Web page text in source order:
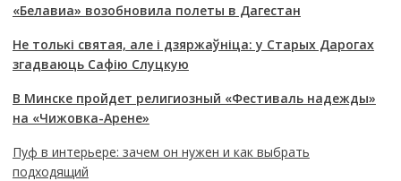
«Белавиа» возобновила полеты в Дагестан
Не толькі святая, але і дзяржаўніца: у Старых Дарогах
згадваюць Сафію Слуцкую
В Минске пройдет религиозный «Фестиваль надежды»
на «Чижовка-Арене»
Пуф в интерьере: зачем он нужен и как выбрать
подходящий